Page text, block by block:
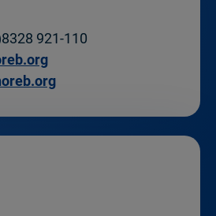
921-110